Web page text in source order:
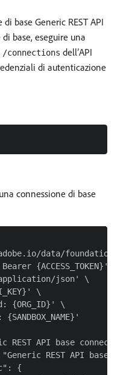
base Generic REST API
base, eseguire una
/connections dell’API
di autenticazione
connessione di base
data/foundation/
{ACCESS_TOKEN}' \
json' \
\
{ORG_ID}' \
{SANDBOX_NAME}'
REST API base connection
REST API base
{